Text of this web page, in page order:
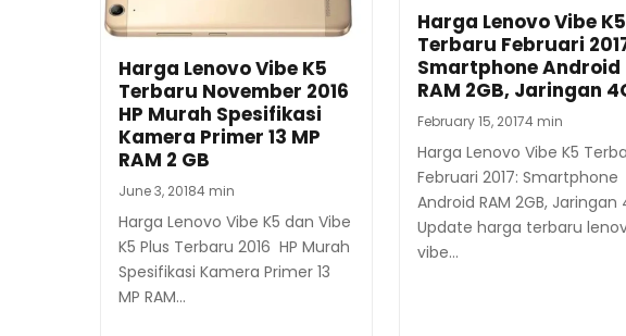
Harga Lenovo Vibe K5
Terbaru November 2016
HP Murah Spesifikasi
Kamera Primer 13 MP
RAM 2 GB
June 3, 20184 min
Harga Lenovo Vibe K5 dan Vibe
K5 Plus Terbaru 2016 HP Murah
Spesifikasi Kamera Primer 13
MP RAM…
Harga Lenovo Vibe K5
Terbaru Februari
Smartphone Android
RAM 2GB, Jaringan
February 15, 20174 min
Harga Lenovo Vibe K5
Februari 2017: Smartphone
Android RAM 2GB, Jaringan
Update harga terbaru
vibe…